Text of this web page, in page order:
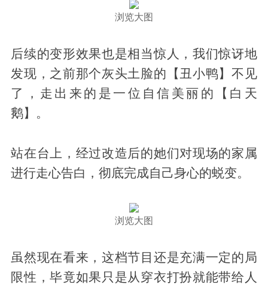
浏览大图
后续的变形效果也是相当惊人，我们惊讶地
发现，之前那个灰头土脸的【丑小鸭】不见
了，走出来的是一位自信美丽的【白天
鹅】。
站在台上，经过改造后的她们对现场的家属
进行走心告白，彻底完成自己身心的蜕变。
浏览大图
虽然现在看来，这档节目还是充满一定的局
限性，毕竟如果只是从穿衣打扮就能带给人